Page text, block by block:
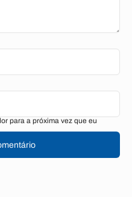
para a próxima vez que eu